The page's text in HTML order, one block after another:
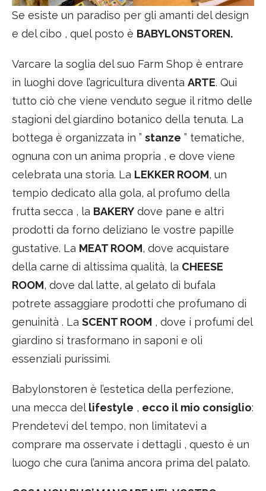
Se esiste un paradiso per gli amanti del design
e del cibo , quel posto è BABYLONSTOREN.
Varcare la soglia del suo Farm Shop è entrare
in luoghi dove l’agricultura diventa ARTE. Qui
tutto ciò che viene venduto segue il ritmo delle
stagioni del giardino botanico della tenuta. La
bottega è organizzata in ” stanze ” tematiche,
ognuna con un anima propria , e dove viene
celebrata una storia. La LEKKER ROOM, un
tempio dedicato alla gola, al profumo della
frutta secca , la BAKERY dove pane e altri
prodotti da forno deliziano le vostre papille
gustative. La MEAT ROOM, dove acquistare
della carne di altissima qualità, la CHEESE
ROOM, dove dal latte, al gelato di bufala
potrete assaggiare prodotti che profumano di
genuinità . La SCENT ROOM , dove i profumi del
giardino si trasformano in saponi e oli
essenziali purissimi.
Babylonstoren è l’estetica della perfezione,
una mecca dellifestyle , ecco il mio consiglio:
Prendetevi del tempo, non limitatevi a
comprare ma osservate i dettagli , questo è un
luogo che cura l’anima ancora prima del palato.